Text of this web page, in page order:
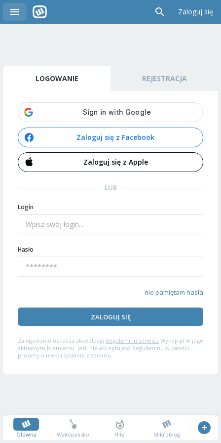
Zaloguj się
LOGOWANIE REJESTRACJA
Zaloguj się z Facebook
Zaloguj się z Apple
LUB
Login
Hasło
nie pamiętam hasła
ZALOGUJ SIĘ
Zalogowanie oznacza akceptację Regulaminu serwisu Wykop.pl w jego
aktualnym brzmieniu. Jeśli nie akceptujesz Regulaminu w całości,
prosimy o niekorzystanie z serwisu.
Główna Wykopalisko Hity Mikroblog